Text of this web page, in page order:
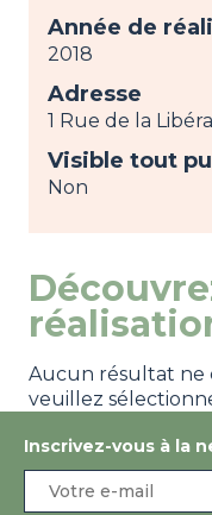
Année de
2018
Adresse
1 Rue de la
Visible tout
Non
Aucun résultat ne
veuillez
Inscrivez-vous à la